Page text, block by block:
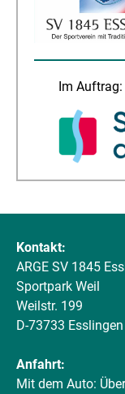
Im Auftrag:
Kontakt:
ARGE SV 1845
Sportpark Weil
Weilstr. 199
D-73733
Anfahrt:
Mit dem Auto: